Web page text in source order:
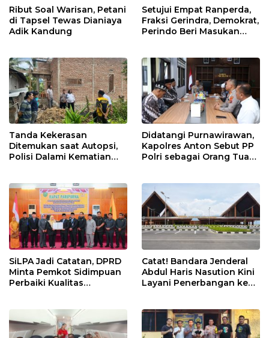
Ribut Soal Warisan, Petani
di Tapsel Tewas Dianiaya
Adik Kandung
Setujui Empat Ranperda,
Fraksi Gerindra, Demokrat,
Perindo Beri Masukan
Tanda Kekerasan
Ditemukan saat Autopsi,
Polisi Dalami Kematian
Didatangi Purnawirawan,
Kapolres Anton Sebut PP
Polri sebagai Orang Tua
SiLPA Jadi Catatan, DPRD
Minta Pemkot Sidimpuan
Perbaiki Kualitas
Catat! Bandara Jenderal
Abdul Haris Nasution Kini
Layani Penerbangan ke